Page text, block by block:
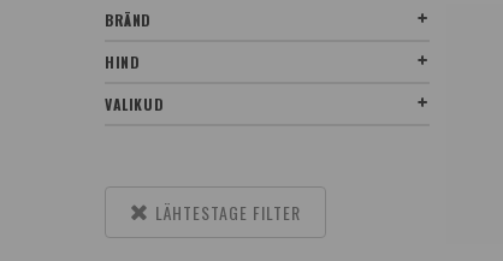
BRÄND
HIND
VALIKUD
LÄHTESTAGE FILTER